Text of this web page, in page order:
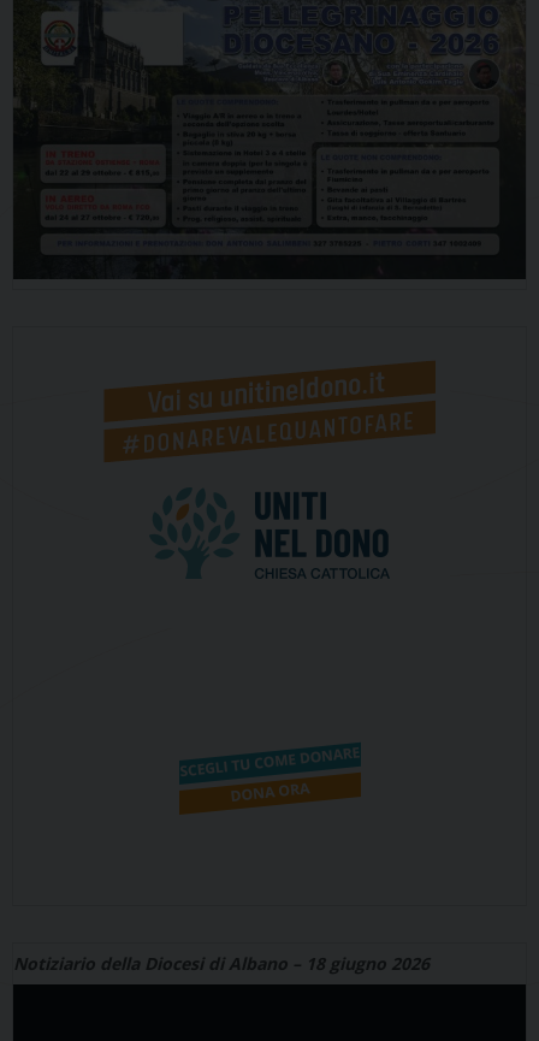
Notiziario della Diocesi di Albano – 18 giugno 2026